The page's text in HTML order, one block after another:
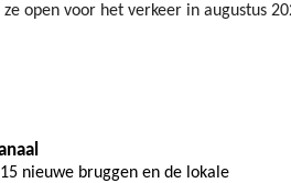
open voor het verkeer in augustus
nieuwe bruggen en de lokale